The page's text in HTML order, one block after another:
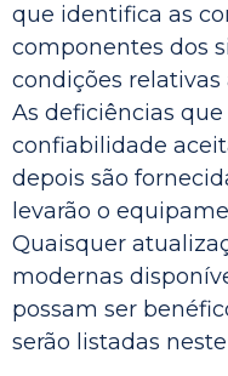
que identifica as
componentes dos
condições
As deficiências
confiabilidade
depois são
levarão o
Quaisquer
modernas
possam ser
serão listadas